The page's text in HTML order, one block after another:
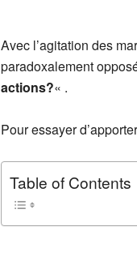
Avec l’agitation des
paradoxalement
actions?« .
Pour essayer
Table of Contents